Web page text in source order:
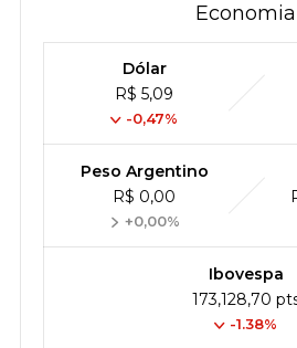
Economia
Dólar
R$ 5,09
-0,47%
Peso Argentino
R$ 0,00
+0,00%
Ibovespa
173,128,70
-1.38%